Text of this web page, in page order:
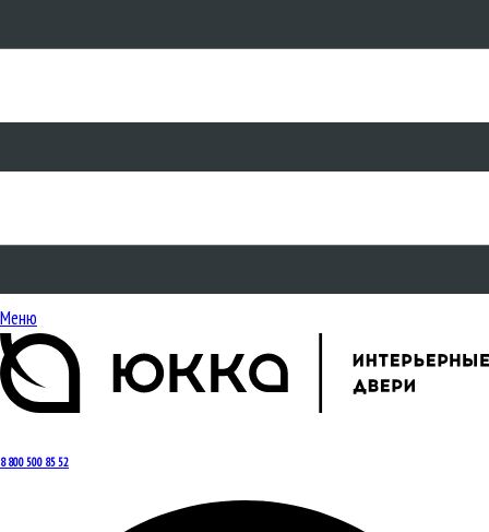
Меню
8 800 500 85 52